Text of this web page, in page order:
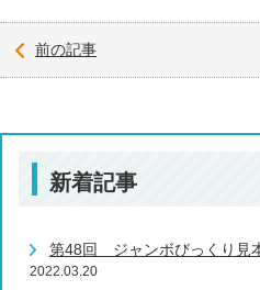
前の記事
新着記事
第48回 ジャンボびっくり見
2022.03.20